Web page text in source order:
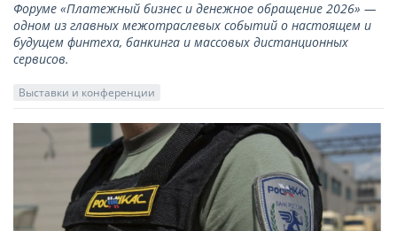
Форуме «Платежный бизнес и денежное обращение 2026» —
одном из главных межотраслевых событий о настоящем и
будущем финтеха, банкинга и массовых дистанционных
сервисов.
Выставки и конференции